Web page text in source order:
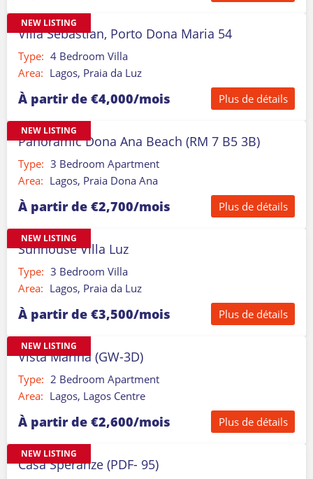
NEW LISTING
Villa Sebastian, Porto Dona Maria 54
Type: 4 Bedroom Villa
Area: Lagos, Praia da Luz
À partir de €4,000/mois Plus de détails
NEW LISTING
Panoramic Dona Ana Beach (RM 7 B5 3B)
Type: 3 Bedroom Apartment
Area: Lagos, Praia Dona Ana
À partir de €2,700/mois Plus de détails
NEW LISTING
Sunhouse Villa Luz
Type: 3 Bedroom Villa
Area: Lagos, Praia da Luz
À partir de €3,500/mois Plus de détails
NEW LISTING
Vista Marina (GW-3D)
Type: 2 Bedroom Apartment
Area: Lagos, Lagos Centre
À partir de €2,600/mois Plus de détails
NEW LISTING
Casa Speranze (PDF- 95)